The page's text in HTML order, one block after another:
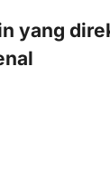
yang